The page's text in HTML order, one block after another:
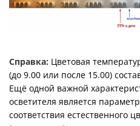
Справка: Цветовая
(до 9.00 или после 15.00)
Ещё одной важной
осветителя является
соответствия естественного